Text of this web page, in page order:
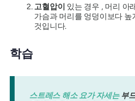
고혈압이 있는 경우 , 머리 아
가슴과 머리를 엉덩이보다 높
것입니다.
학습
스트레스 해소 요가 자세는부